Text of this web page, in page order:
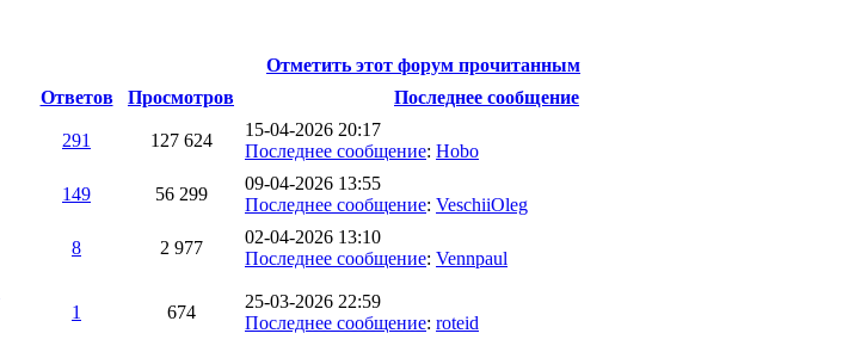
Отметить этот форум прочитанным
Ответов Просмотров
Последнее сообщение
291 127 624
15-04-2026 20:17
Последнее сообщение: Hobo
149 56 299
09-04-2026 13:55
Последнее сообщение: VeschiiOleg
8 2 977
02-04-2026 13:10
Последнее сообщение: Vennpaul
1 674
25-03-2026 22:59
Последнее сообщение: roteid